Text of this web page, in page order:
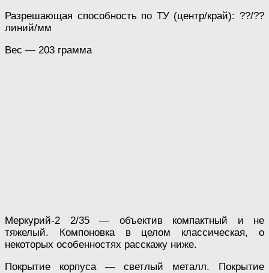
Разрешающая способность по ТУ (центр/край): ??/??
линий/мм
Вес — 203 грамма
Меркурий-2 2/35 — объектив компактный и не
тяжелый. Компоновка в целом классическая, о
некоторых особенностях расскажу ниже.
Покрытие корпуса — светлый металл. Покрытие